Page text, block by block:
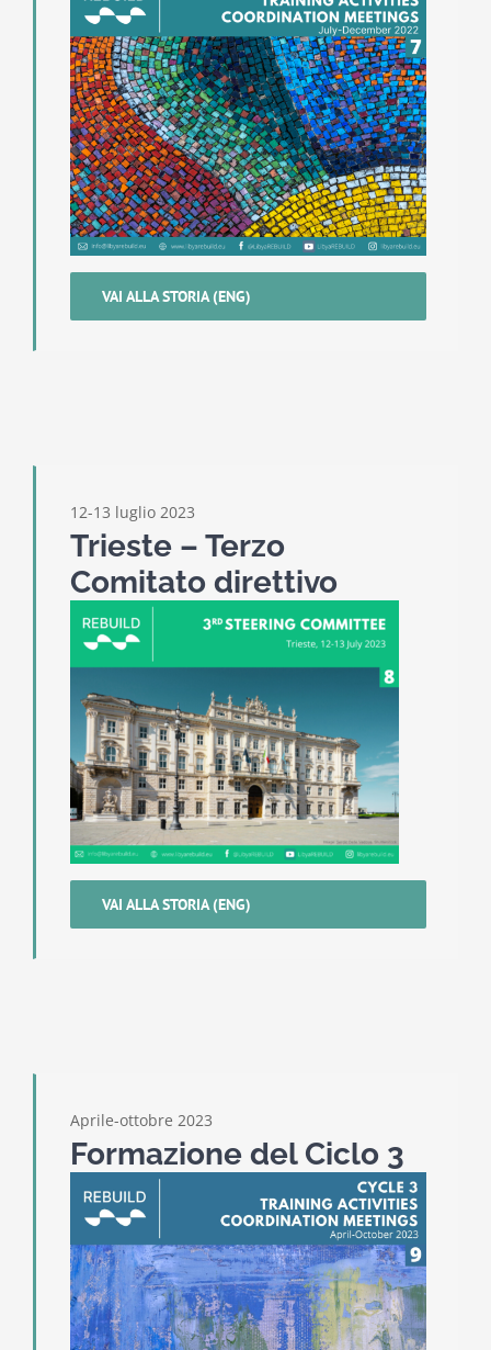
VAI ALLA STORIA (ENG)
12-13 luglio 2023
Trieste – Terzo
Comitato direttivo
VAI ALLA STORIA (ENG)
Aprile-ottobre 2023
Formazione del Ciclo 3